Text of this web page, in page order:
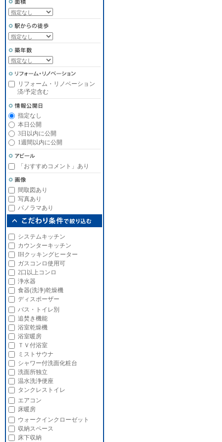
リフォーム・リノベーション
済/予定含む
指定なし
本日公開
3日以内に公開
1週間以内に公開
「おすすめコメント」あり
間取図あり
写真あり
パノラマあり
システムキッチン
カウンターキッチン
IHクッキングヒーター
ガスコンロ使用可
2口以上コンロ
浄水器
食器(洗浄)乾燥機
ディスポーザー
バス・トイレ別
追焚き機能
浴室乾燥機
浴室暖房
ＴＶ付浴室
ミストサウナ
シャワー付洗面化粧台
洗面所独立
温水洗浄便座
タンクレストイレ
エアコン
床暖房
ウォークインクローゼット
収納スペース
床下収納